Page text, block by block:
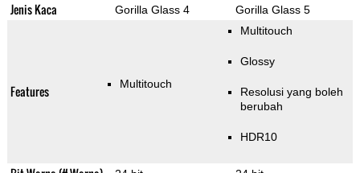
Jenis Kaca Gorilla Glass 4 Gorilla Glass 5
Features Multitouch
Multitouch
Glossy
Resolusi yang boleh
berubah
HDR10